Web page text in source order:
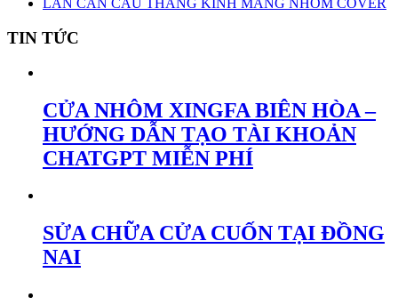
LAN CAN CẦU THANG KÍNH MÁNG NHÔM COVER
TIN TỨC
CỬA NHÔM XINGFA BIÊN HÒA –
HƯỚNG DẪN TẠO TÀI KHOẢN
CHATGPT MIỄN PHÍ
SỬA CHỮA CỬA CUỐN TẠI ĐỒNG
NAI